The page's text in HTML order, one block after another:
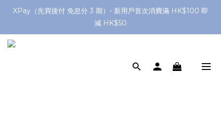
網店購滿 $250 香港/澳門地區 免費送貨
XPay（先買後付 免息分 3 期）- 新用戶首次消費滿 HK$100 即
減 HK$50